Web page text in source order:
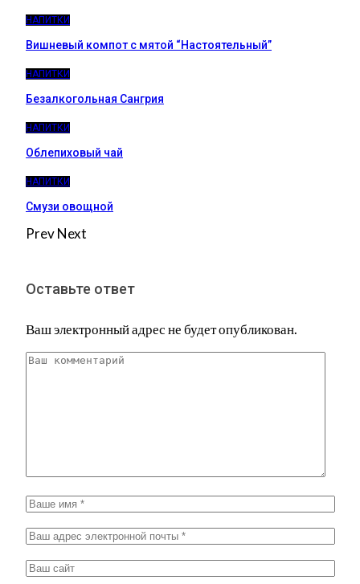
НАПИТКИ
Вишневый компот с мятой “Настоятельный”
НАПИТКИ
Безалкогольная Сангрия
НАПИТКИ
Облепиховый чай
НАПИТКИ
Смузи овощной
PrevNext
Оставьте ответ
Ваш электронный адрес не будет опубликован.